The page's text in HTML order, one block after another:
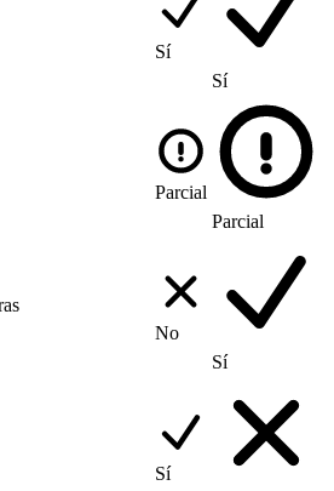
Sí
Sí
Parcial
Parcial
No
Sí
Sí